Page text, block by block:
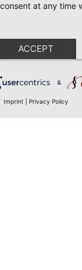
at any time
ACCEPT
&
Imprint Privacy Policy